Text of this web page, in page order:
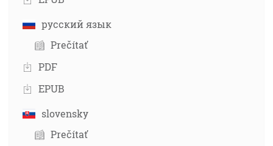
русский язык
Prečítať
PDF
EPUB
slovensky
Prečítať